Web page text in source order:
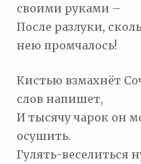
своими руками –
После разлуки,
нею промчалось!
Кистью взмахнёт
слов напишет,
И тысячу чарок он
осушить.
Гулять-веселиться